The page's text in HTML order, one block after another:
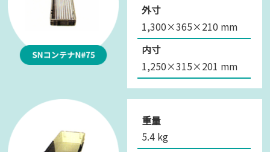
外寸
1,300×365×210 mm
内寸
1,250×315×201 mm
重量
5.4 kg